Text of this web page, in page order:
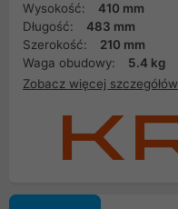
Wysokość:
410 mm
Długość:
483 mm
Szerokość:
210 mm
Waga obudowy:
5.4 kg
Zobacz więcej szczegółów